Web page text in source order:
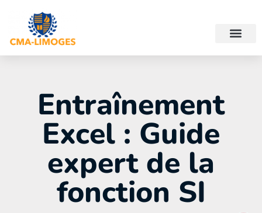
Entraînement
Excel : Guide
expert de la
fonction SI